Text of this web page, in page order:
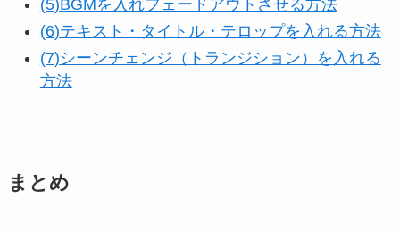
(5)BGMを入れフェードアウトさせる方法
(6)テキスト・タイトル・テロップを入れる方法
(7)シーンチェンジ（トランジション）を入れる
方法
まとめ